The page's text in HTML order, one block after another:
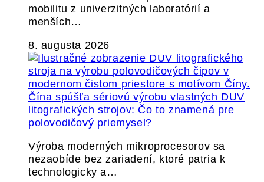
mobilitu z univerzitných laboratórií a
menších…
8. augusta 2026
Čína spúšťa sériovú výrobu vlastných DUV
litografických strojov: Čo to znamená pre
polovodičový priemysel?
Výroba moderných mikroprocesorov sa
nezaobíde bez zariadení, ktoré patria k
technologicky a…